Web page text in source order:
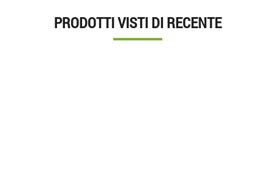
PRODOTTI VISTI DI RECENTE